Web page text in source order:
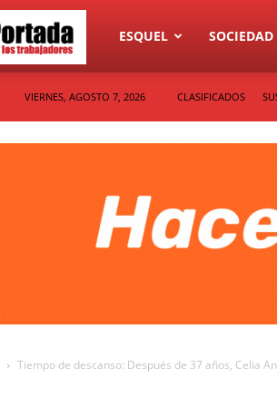
Diario
La
ESQUEL SOCIEDAD
VIERNES, AGOSTO 7, 2026 CLASIFICADOS
Tiempo de descanso: Después de 37 años, Celia